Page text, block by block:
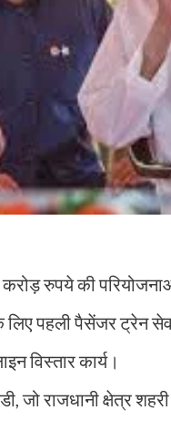
रुपये की
पहली पैसेंजर ट्रेन
विस्तार कार्य।
जो राजधानी क्षेत्र